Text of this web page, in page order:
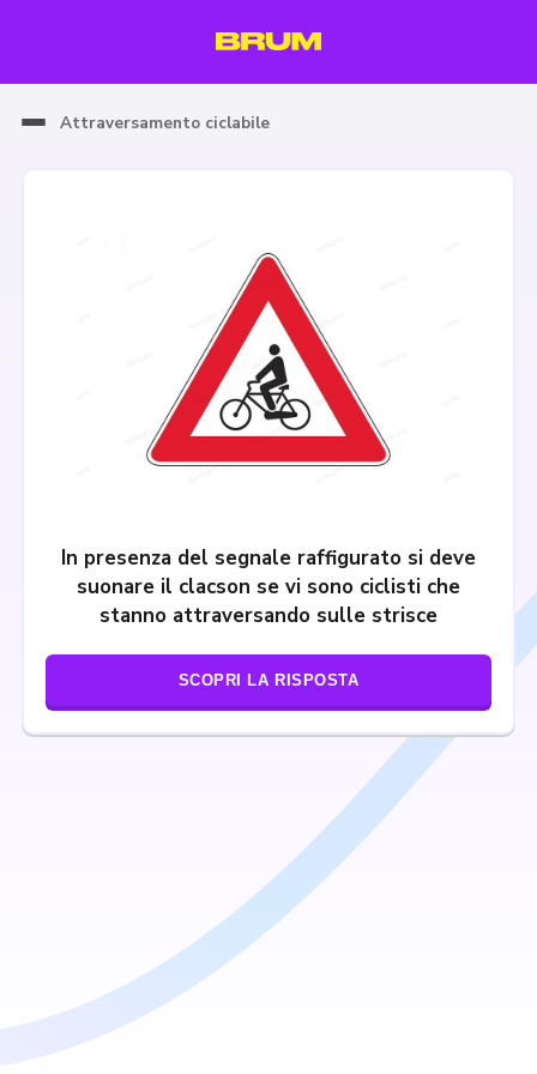
Attraversamento ciclabile
In presenza del segnale raffigurato si deve
suonare il clacson se vi sono ciclisti che
stanno attraversando sulle strisce
SCOPRI LA RISPOSTA